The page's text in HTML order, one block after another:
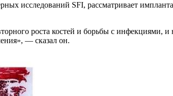
исследований SFI, рассматривает
роста костей и борьбы с инфекциями, и
— сказал он.